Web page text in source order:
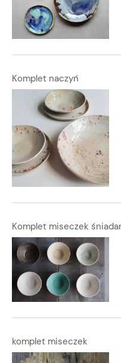
Komplet naczyń
Komplet miseczek
komplet miseczek